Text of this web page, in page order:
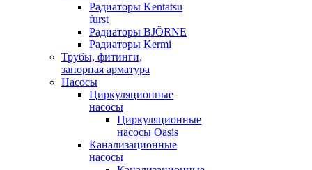
Радиаторы Kentatsu
furst
Радиаторы BJÖRNE
Радиаторы Kermi
Трубы, фитинги,
запорная арматура
Насосы
Циркуляционные
насосы
Циркуляционные
насосы Oasis
Канализационные
насосы